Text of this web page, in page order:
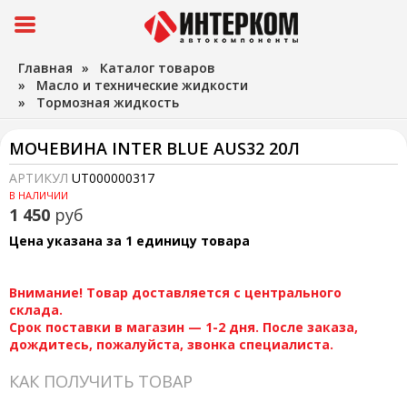
Главная » Каталог товаров
» Масло и технические жидкости
» Тормозная жидкость
МОЧЕВИНА INTER BLUE AUS32 20Л
АРТИКУЛ UT000000317
В НАЛИЧИИ
1 450 руб
Цена указана за 1 единицу товара
Внимание! Товар доставляется с центрального
склада.
Срок поставки в магазин — 1-2 дня. После заказа,
дождитесь, пожалуйста, звонка специалиста.
КАК ПОЛУЧИТЬ ТОВАР